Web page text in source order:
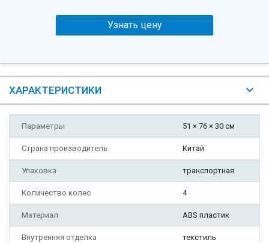
Узнать цену
ХАРАКТЕРИСТИКИ
Параметры 51 × 76 × 30 см
Страна производитель Китай
Упаковка транспортная
Количество колес 4
Материал ABS пластик
Внутренняя отделка текстиль